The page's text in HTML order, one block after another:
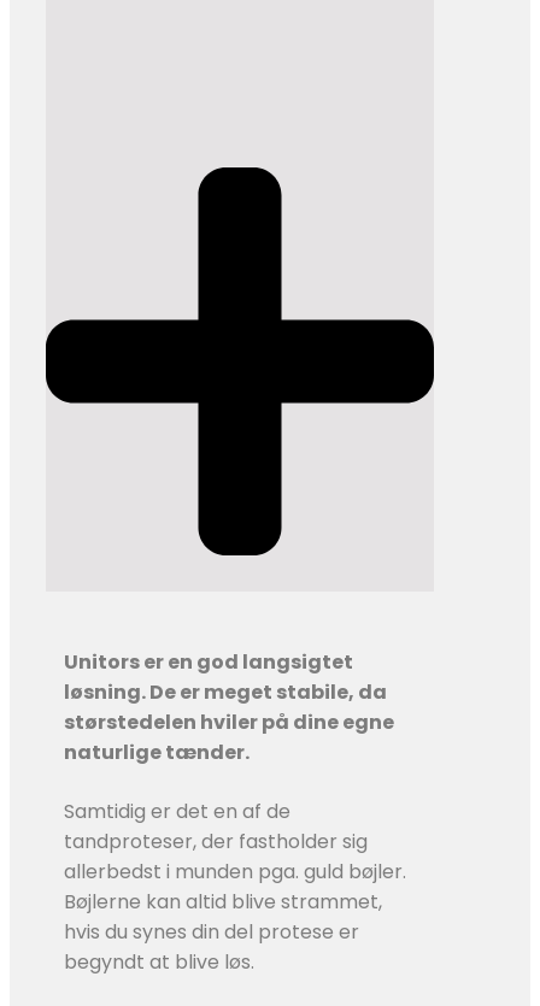
Unitors er en god langsigtet
løsning. De er meget stabile, da
størstedelen hviler på dine egne
naturlige tænder.
Samtidig er det en af de
tandproteser, der fastholder sig
allerbedst i munden pga. guld bøjler.
Bøjlerne kan altid blive strammet,
hvis du synes din del protese er
begyndt at blive løs.